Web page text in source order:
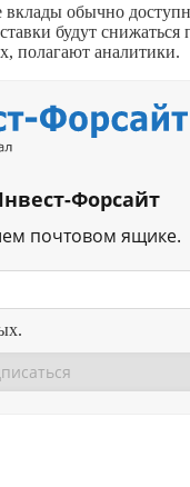
вклады обычно
будут
полагают аналитики.
Форсайт
почтовом ящике.